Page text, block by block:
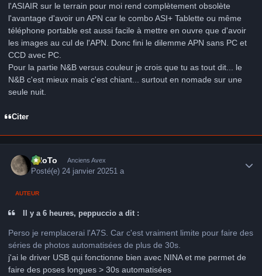
l'ASIAIR sur le terrain pour moi rend complètement obsolète
l'avantage d'avoir un APN car le combo ASI+ Tablette ou même
téléphone portable est aussi facile à mettre en ouvre que d'avoir
les images au cul de l'APN. Donc fini le dilemme APN sans PC et
CCD avec PC.
Pour la partie N&B versus couleur je crois que tu as tout dit... le
N&B c'est mieux mais c'est chiant... surtout en nomade sur une
seule nuit.
Citer
FHoTo Anciens Avex
Posté(e) 24 janvier 20251 a
AUTEUR
Il y a 6 heures, peppuccio a dit :
Perso je remplacerai l'A7S. Car c'est vraiment limite pour faire des
séries de photos automatisées de plus de 30s.
j'ai le driver USB qui fonctionne bien avec NINA et me permet de
faire des poses longues > 30s automatisées